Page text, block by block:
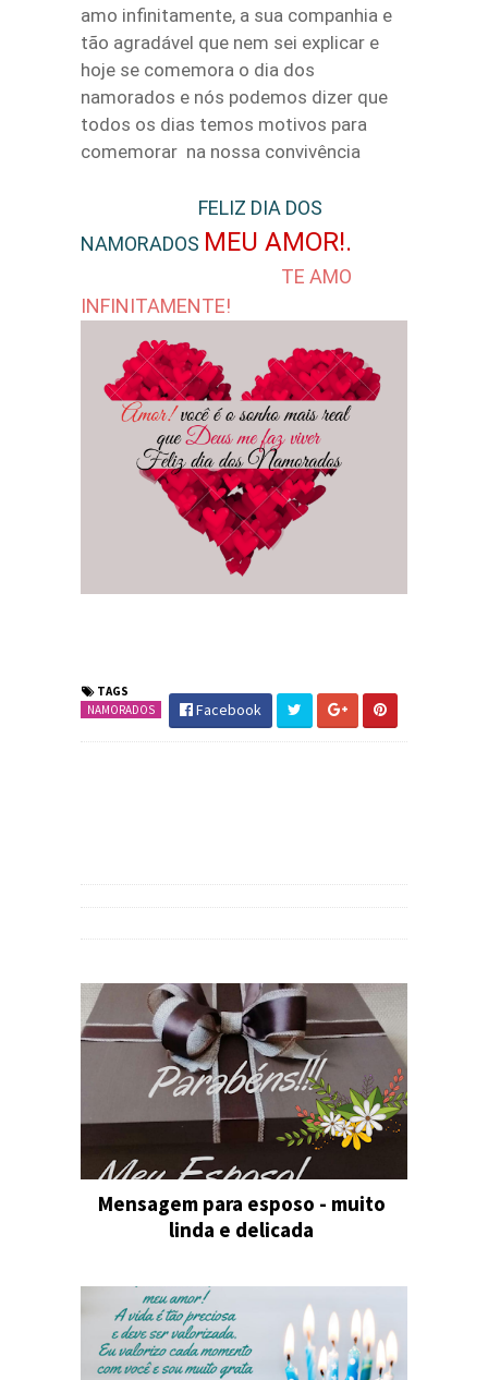
amo infinitamente, a sua companhia e
tão agradável que nem sei explicar e
hoje se comemora o dia dos
namorados e nós podemos dizer que
todos os dias temos motivos para
comemorar na nossa convivência
FELIZ DIA DOS
NAMORADOS MEU AMOR!.
TE AMO
INFINITAMENTE!
TAGS
NAMORADOS
Facebook
Mensagem para esposo - muito
linda e delicada